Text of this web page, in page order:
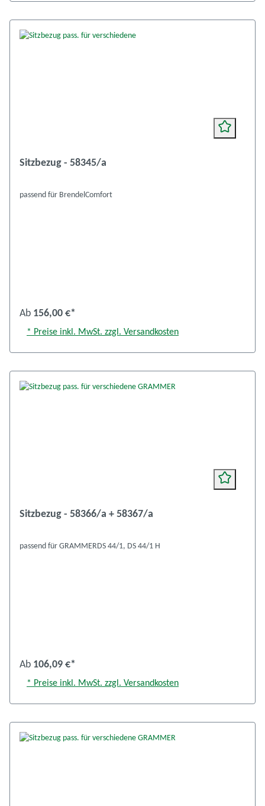
Sitzbezug - 58345/a
passend für BrendelComfort
Ab 156,00 €*
* Preise inkl. MwSt. zzgl. Versandkosten
Sitzbezug - 58366/a + 58367/a
passend für GRAMMERDS 44/1, DS 44/1 H
Ab 106,09 €*
* Preise inkl. MwSt. zzgl. Versandkosten